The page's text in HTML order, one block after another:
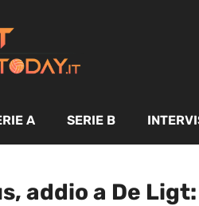
A SERIE B
addio a De